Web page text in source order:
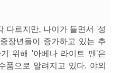
다르지만, 나이가 들면서 '성
장년들이 증가하고 있는 추
위해 '아베나 라이트 맨'은
품으로 알려지고 있다. 야외